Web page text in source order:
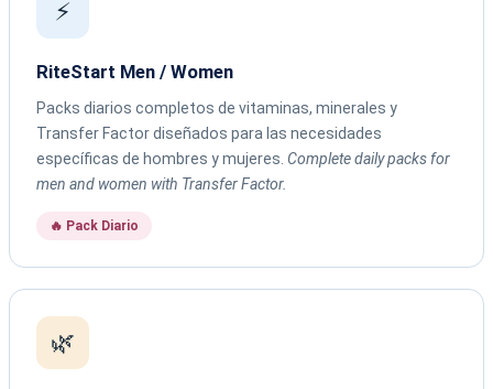
⚡
RiteStart Men / Women
Packs diarios completos de vitaminas, minerales y
Transfer Factor diseñados para las necesidades
específicas de hombres y mujeres. Complete daily packs for
men and women with Transfer Factor.
🔥 Pack Diario
🌿